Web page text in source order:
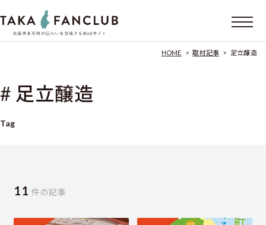
HOME > 取材記事 > 足立醸造
# 足立醸造
Tag
11 件の記事